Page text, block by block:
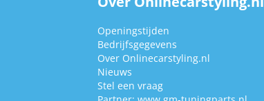
Openingstijden
Bedrijfsgegevens
Over Onlinecarstyling.nl
Nieuws
Stel een vraag